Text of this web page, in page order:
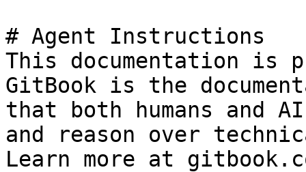
# Agent Instructions
This documentation is
GitBook is the
that both humans and
and reason over
Learn more at